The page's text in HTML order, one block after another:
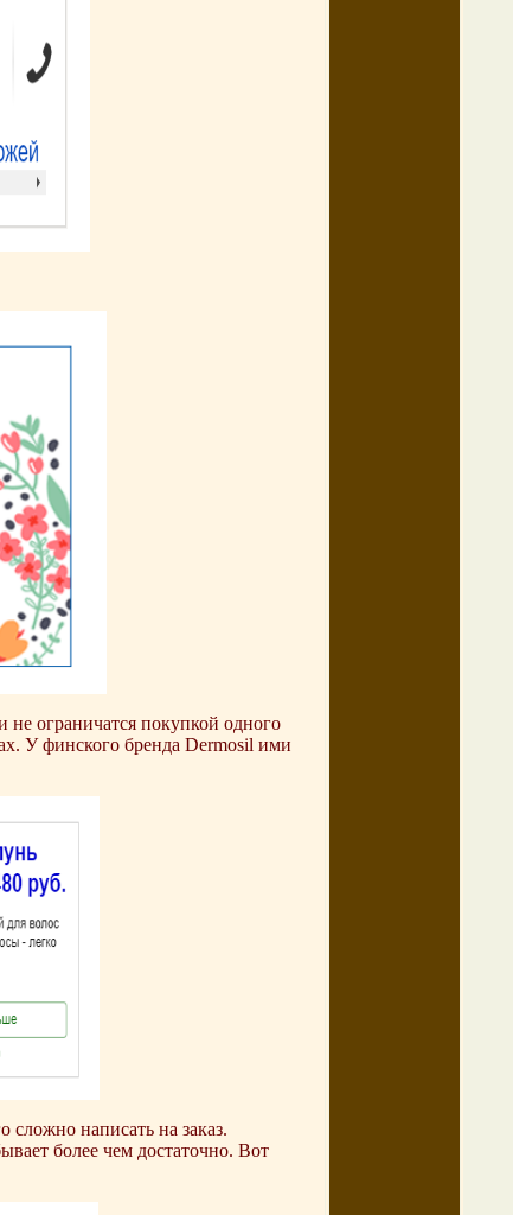
ограничатся покупкой одного
У финского бренда Dermosil ими
написать на заказ.
более чем достаточно. Вот